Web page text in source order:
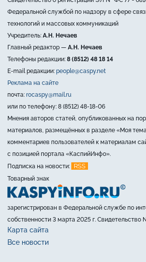
Федеральной службой по надзору в сфере
технологий и массовых коммуникаций
Учредитель: А.Н. Нечаев
Главный редактор — А.Н. Нечаев
Телефоны редакции: 8 (8512) 48 18 14
E-mail редакции: people@caspy.net
Реклама на сайте
почта: rocaspy@mail.ru
или по телефону: 8 (8512) 48-18-06
Мнения авторов статей, опубликованных на
материалов, размещённых в разделе «Моя
комментариев пользователей к материалам
с позицией портала «КаспийИнфо».
Подписка на новости:
RSS
Товарный знак
зарегистрирован в Федеральной службе по
собственности 3 марта 2025 г. Свидетельство
Карта сайта
Все новости